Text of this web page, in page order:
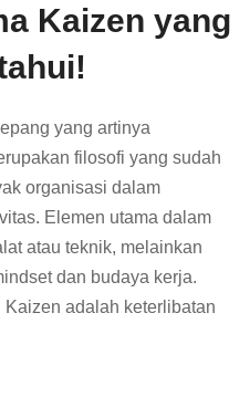
Kaizen yang
yang artinya
filosofi yang sudah
organisasi dalam
Elemen utama dalam
atau teknik, melainkan
dan budaya kerja.
adalah keterlibatan